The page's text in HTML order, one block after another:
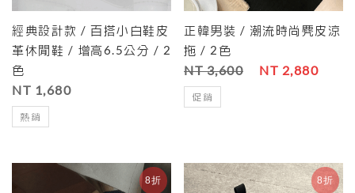
經典設計款 / 百搭小白鞋皮
革休閒鞋 / 增高6.5公分 / 2
色
NT 1,680
熱銷
正韓男裝 / 潮流時尚麂皮涼
拖 / 2色
NT 3,600 NT 2,880
促銷
8折 8折